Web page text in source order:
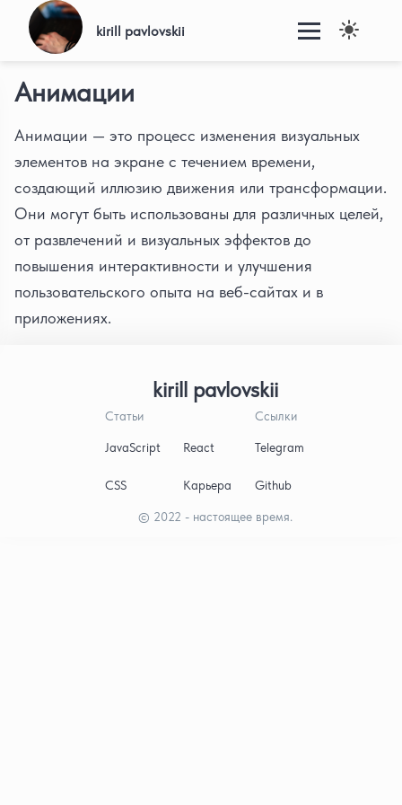
kirill pavlovskii
Анимации
Анимации — это процесс изменения визуальных
элементов на экране с течением времени,
создающий иллюзию движения или трансформации.
Они могут быть использованы для различных целей,
от развлечений и визуальных эффектов до
повышения интерактивности и улучшения
пользовательского опыта на веб-сайтах и в
приложениях.
kirill pavlovskii
Статьи
JavaScript React
CSS Карьера
Ссылки
Telegram
Github
© 2022 - настоящее время.